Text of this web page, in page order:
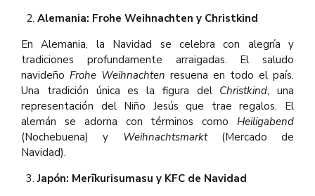
Alemania: Frohe Weihnachten y Christkind
En Alemania, la Navidad se celebra con alegría y
tradiciones profundamente arraigadas. El saludo
navideño Frohe Weihnachten resuena en todo el país.
Una tradición única es la figura del Christkind, una
representación del Niño Jesús que trae regalos. El
alemán se adorna con términos como Heiligabend
(Nochebuena) y Weihnachtsmarkt(Mercado de
Navidad).
Japón: Merīkurisumasu y KFC de Navidad